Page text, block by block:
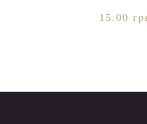
15.00